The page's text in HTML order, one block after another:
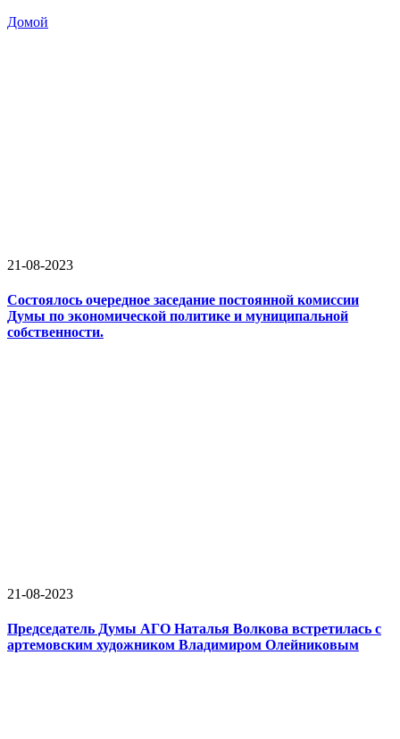
Домой
21-08-2023
Состоялось очередное заседание постоянной комиссии
Думы по экономической политике и муниципальной
собственности.
21-08-2023
Председатель Думы АГО Наталья Волкова встретилась с
артемовским художником Владимиром Олейниковым